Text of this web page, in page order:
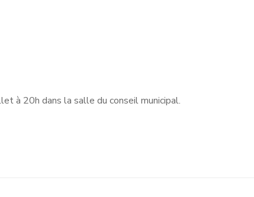
à 20h dans la salle du conseil municipal.